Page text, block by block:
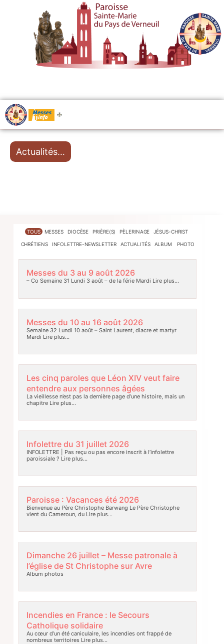
Messes
Actualités…
TOUS MESSES DIOCÈSE PRIÈRE(S) PÈLERINAGE JÉSUS-CHRIST
CHRÉTIENS INFOLETTRE-NEWSLETTER ACTUALITÉS ALBUM PHOTO
Messes du 3 au 9 août 2026
– Co Semaine 31 Lundi 3 août – de la férie Mardi Lire plus…
Messes du 10 au 16 août 2026
Semaine 32 Lundi 10 août – Saint Laurent, diacre et martyr
Mardi Lire plus…
Les cinq paroles que Léon XIV veut faire
entendre aux personnes âgées
La vieillesse n’est pas la dernière page d’une histoire, mais un
chapitreLire plus…
Infolettre du 31 juillet 2026
INFOLETTRE | Pas reçu ou pas encore inscrit à l’infolettre
paroissiale ? Lire plus…
Paroisse : Vacances été 2026
Bienvenue au Père Christophe Barwang Le Père Christophe
vient du Cameroun, duLire plus…
Dimanche 26 juillet – Messe patronale à
l’église de St Christophe sur Avre
Album photos
Incendies en France : le Secours
Catholique solidaire
Au cœur d’un été caniculaire, les incendies ont frappé de
nombreux territoires Lire plus…